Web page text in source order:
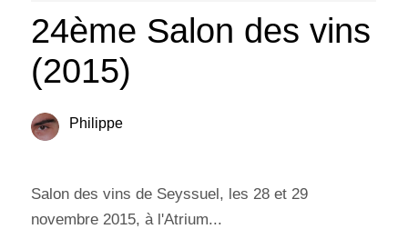
24ème Salon des vins
(2015)
Philippe
Salon des vins de Seyssuel, les 28 et 29
novembre 2015, à l'Atrium...